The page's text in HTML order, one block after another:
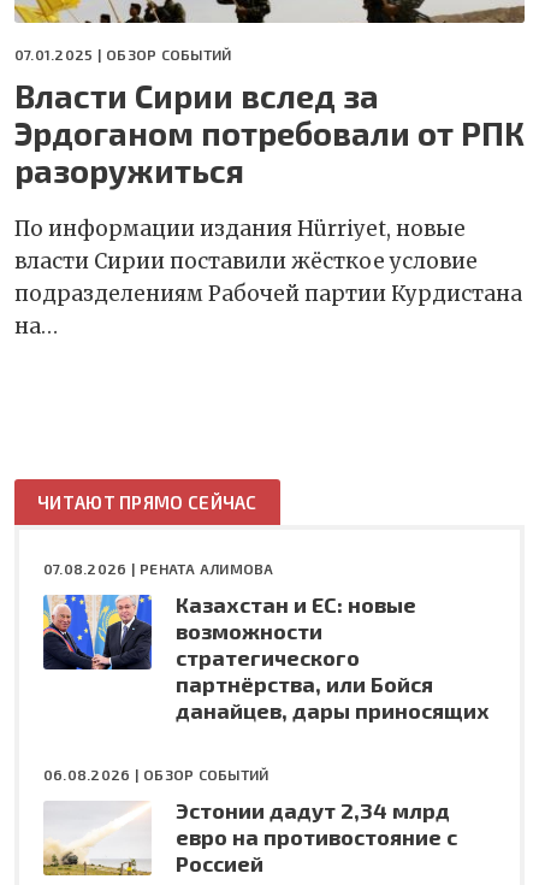
07.01.2025 | ОБЗОР СОБЫТИЙ
Власти Сирии вслед за
Эрдоганом потребовали от РПК
разоружиться
По информации издания Hürriyet, новые
власти Сирии поставили жёсткое условие
подразделениям Рабочей партии Курдистана
на…
ЧИТАЮТ ПРЯМО СЕЙЧАС
07.08.2026 | РЕНАТА АЛИМОВА
Казахстан и ЕС: новые
возможности
стратегического
партнёрства, или Бойся
данайцев, дары приносящих
06.08.2026 | ОБЗОР СОБЫТИЙ
Эстонии дадут 2,34 млрд
евро на противостояние с
Россией